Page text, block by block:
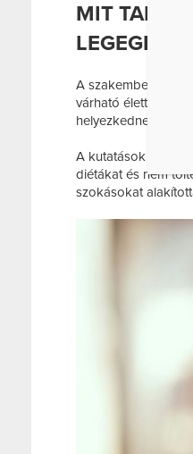
MIT
A szakemberek
várható élettartam.
helyezkednek el
A kutatások szerint
diétákat és nem
szokásokat